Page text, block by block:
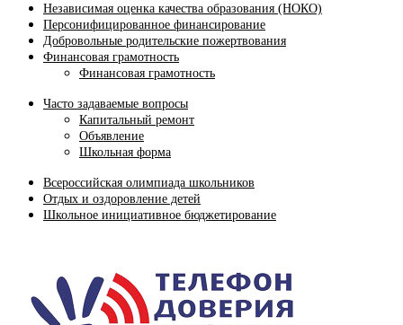
Независимая оценка качества образования (НОКО)
Персонифицированное финансирование
Добровольные родительские пожертвования
Финансовая грамотность
Финансовая грамотность
Часто задаваемые вопросы
Капитальный ремонт
Объявление
Школьная форма
Всероссийская олимпиада школьников
Отдых и оздоровление детей
Школьное инициативное бюджетирование